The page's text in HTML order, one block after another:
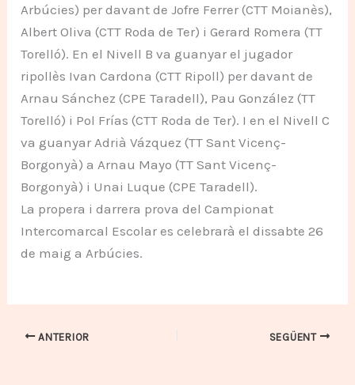
Arbúcies) per davant de Jofre Ferrer (CTT Moianès),
Albert Oliva (CTT Roda de Ter) i Gerard Romera (TT
Torelló). En el Nivell B va guanyar el jugador
ripollès Ivan Cardona (CTT Ripoll) per davant de
Arnau Sánchez (CPE Taradell), Pau González (TT
Torelló) i Pol Frías (CTT Roda de Ter). I en el Nivell C
va guanyar Adrià Vázquez (TT Sant Vicenç-
Borgonyà) a Arnau Mayo (TT Sant Vicenç-
Borgonyà) i Unai Luque (CPE Taradell).
La propera i darrera prova del Campionat
Intercomarcal Escolar es celebrarà el dissabte 26
de maig a Arbúcies.
ANTERIOR SEGÜENT